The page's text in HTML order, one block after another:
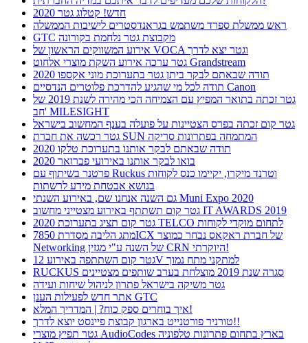
חדש! קטלוג גטר 2020
ראש ממשלת ספרד משתמש בגראנדסטרים לישיבות הממשלה
GTC מקבוצת גטר נלחמת בקורונה
אירוע המשווקים הראשון של VOCA וגטר יצא לדרך
גטר ערכה אירוע השקת מוצרי אלחוט Grandstream
תודה שבאתם לבקר ביתן גטר בתערוכת מוני אקספו 2020
תודה לכל מי שהגיע להדרכת פלוטרים הנדסיים Canon
גטר זכתה בתואר המפיץ עם הצמיחה הכי מהירה לשנת 2019 של
חב' MILESIGHT
גטר קום זכתה בפרס הצטיינות על פועלה בענף המחשוב בישראל
גטר רכשה את חברת SUN המתמחה בפתרונות סריקה
תודה שבאתם לבקר אותנו בתערוכת טלקו 2020
בואו לבקר אותנו באירועי פברואר 2020
פרטנר בשיתוף עם Ruckus וטרנד מיקרו, יקיימו כנס לקוחות
בנושא אבטחת מידע לרשתות
גם השנה אנחנו שם, באירוע השנתי Muni Expo 2020
גטר קום תשתתף באירוע מצטייני מחשוב IT AWARDS 2019
גטר קום תציג בתערוכת 2020 TELCO לתחום מוקדי לקוחות
מתג הליבה מסדרת 7850ICX של חברת ראקאס נבחר כמוצר
Networking של השנה ע"י מגזין CRN היוקרתי!
גטר קום השתתפה באירוע 12V למתקני מתח נמוך
RUCKUS סגרה שנת 2019 מוצלחת בערב שותפים מצטיינים
גטר משיקה בישראל פתרון לניהול שיחות ועידה
אתר חדש לפעילות הענן GTC
איך בוחרים ספק כוח? | המדריך המלא!
טורניר פורטנייט בארגון קבוצת פיינסט יוצא לדרך!!
גטר תפיץ מוצרי AudioCodes בארץ בתחום פתרונות טלפוניה